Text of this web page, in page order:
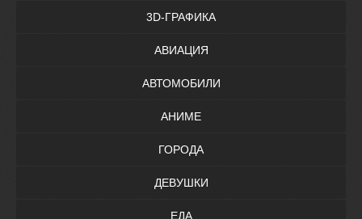
3D-ГРАФИКА
АВИАЦИЯ
АВТОМОБИЛИ
АНИМЕ
ГОРОДА
ДЕВУШКИ
ЕДА